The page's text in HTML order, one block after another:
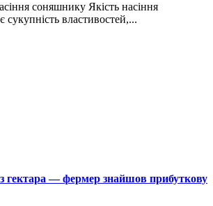
соняшнику Якість насіння
властивостей,...
гектара — фермер знайшов прибуткову